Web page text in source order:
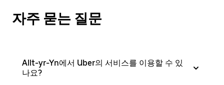
자주 묻는 질문
Allt-yr-Yn에서 Uber의 서비스를 이용할 수 있
나요?